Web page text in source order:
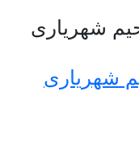
شهریاری